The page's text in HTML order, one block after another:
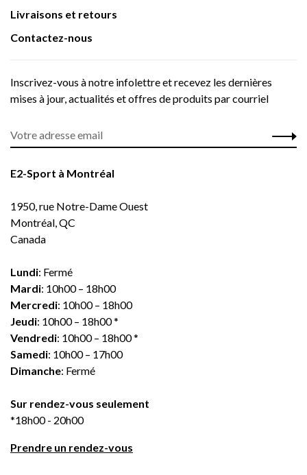
Livraisons et retours
Contactez-nous
Inscrivez-vous à notre infolettre et recevez les dernières
mises à jour, actualités et offres de produits par courriel
E2-Sport à Montréal
1950, rue Notre-Dame Ouest
Montréal, QC
Canada
Lundi: Fermé
Mardi: 10h00 – 18h00
Mercredi: 10h00 – 18h00
Jeudi: 10h00 – 18h00 *
Vendredi: 10h00 – 18h00 *
Samedi: 10h00 – 17h00
Dimanche: Fermé
Sur rendez-vous seulement
*18h00 - 20h00
Prendre un rendez-vous